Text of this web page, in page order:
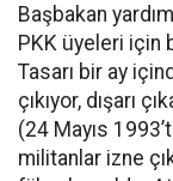
Başbakan
PKK üyeleri için
Tasarı bir ay
çıkıyor, dışarı
(24 Mayıs
militanlar izne